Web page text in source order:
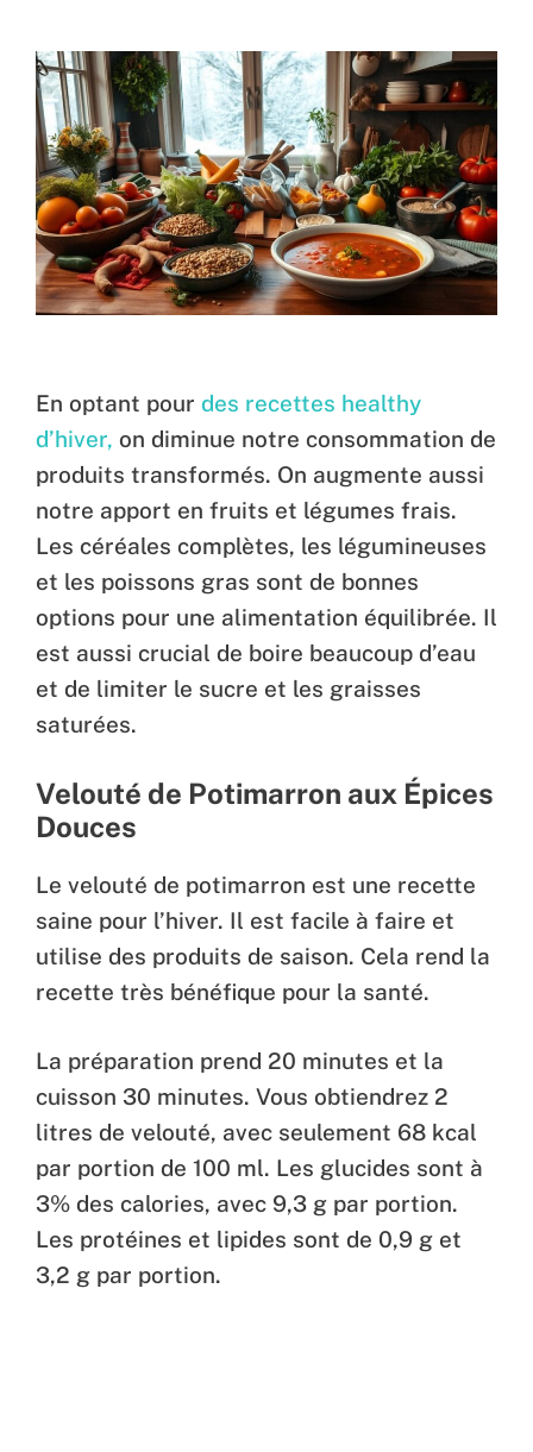
En optant pour des recettes healthy
d’hiver, on diminue notre consommation de
produits transformés. On augmente aussi
notre apport en fruits et légumes frais.
Les céréales complètes, les légumineuses
et les poissons gras sont de bonnes
options pour une alimentation équilibrée. Il
est aussi crucial de boire beaucoup d’eau
et de limiter le sucre et les graisses
saturées.
Velouté de Potimarron aux Épices
Douces
Le velouté de potimarron est une recette
saine pour l’hiver. Il est facile à faire et
utilise des produits de saison. Cela rend la
recette très bénéfique pour la santé.
La préparation prend 20 minutes et la
cuisson 30 minutes. Vous obtiendrez 2
litres de velouté, avec seulement 68 kcal
par portion de 100 ml. Les glucides sont à
3% des calories, avec 9,3 g par portion.
Les protéines et lipides sont de 0,9 g et
3,2 g par portion.